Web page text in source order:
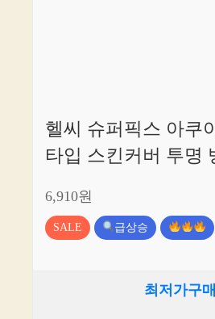
헬씨 슈퍼픽스 아쿠
타입 스킨커버 투명
6,910원
SALE 급상승
최저가구매